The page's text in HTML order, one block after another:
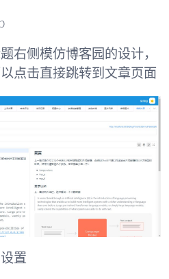
右侧模仿博客园的设计，
点击直接跳转到文章页面
置